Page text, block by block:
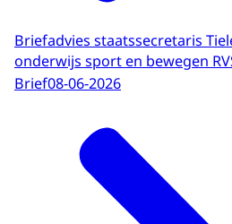
Briefadvies staatssecretaris
onderwijs sport en bewegen
Brief08-06-2026